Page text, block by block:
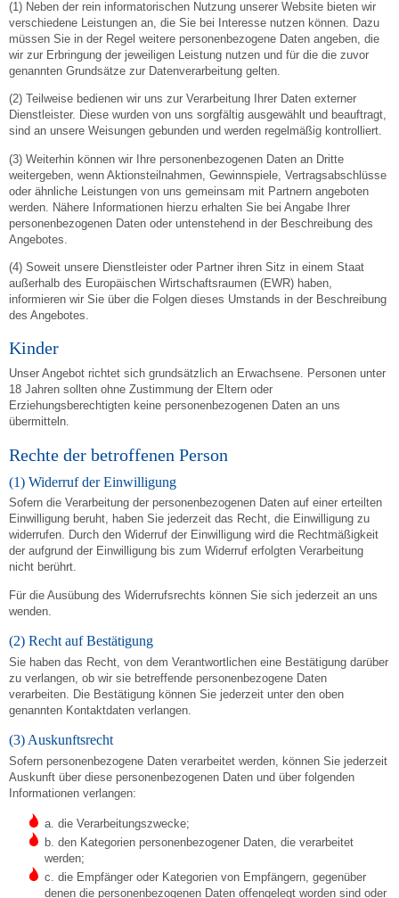
(1) Neben der rein informatorischen Nutzung unserer Website bieten wir
verschiedene Leistungen an, die Sie bei Interesse nutzen können. Dazu
müssen Sie in der Regel weitere personenbezogene Daten angeben, die
wir zur Erbringung der jeweiligen Leistung nutzen und für die die zuvor
genannten Grundsätze zur Datenverarbeitung gelten.
(2) Teilweise bedienen wir uns zur Verarbeitung Ihrer Daten externer
Dienstleister. Diese wurden von uns sorgfältig ausgewählt und beauftragt,
sind an unsere Weisungen gebunden und werden regelmäßig kontrolliert.
(3) Weiterhin können wir Ihre personenbezogenen Daten an Dritte
weitergeben, wenn Aktionsteilnahmen, Gewinnspiele, Vertragsabschlüsse
oder ähnliche Leistungen von uns gemeinsam mit Partnern angeboten
werden. Nähere Informationen hierzu erhalten Sie bei Angabe Ihrer
personenbezogenen Daten oder untenstehend in der Beschreibung des
Angebotes.
(4) Soweit unsere Dienstleister oder Partner ihren Sitz in einem Staat
außerhalb des Europäischen Wirtschaftsraumen (EWR) haben,
informieren wir Sie über die Folgen dieses Umstands in der Beschreibung
des Angebotes.
Kinder
Unser Angebot richtet sich grundsätzlich an Erwachsene. Personen unter
18 Jahren sollten ohne Zustimmung der Eltern oder
Erziehungsberechtigten keine personenbezogenen Daten an uns
übermitteln.
Rechte der betroffenen Person
(1) Widerruf der Einwilligung
Sofern die Verarbeitung der personenbezogenen Daten auf einer erteilten
Einwilligung beruht, haben Sie jederzeit das Recht, die Einwilligung zu
widerrufen. Durch den Widerruf der Einwilligung wird die Rechtmäßigkeit
der aufgrund der Einwilligung bis zum Widerruf erfolgten Verarbeitung
nicht berührt.
Für die Ausübung des Widerrufsrechts können Sie sich jederzeit an uns
wenden.
(2) Recht auf Bestätigung
Sie haben das Recht, von dem Verantwortlichen eine Bestätigung darüber
zu verlangen, ob wir sie betreffende personenbezogene Daten
verarbeiten. Die Bestätigung können Sie jederzeit unter den oben
genannten Kontaktdaten verlangen.
(3) Auskunftsrecht
Sofern personenbezogene Daten verarbeitet werden, können Sie jederzeit
Auskunft über diese personenbezogenen Daten und über folgenden
Informationen verlangen:
a. die Verarbeitungszwecke;
b. den Kategorien personenbezogener Daten, die verarbeitet
werden;
c. die Empfänger oder Kategorien von Empfängern, gegenüber
denen die personenbezogenen Daten offengelegt worden sind oder